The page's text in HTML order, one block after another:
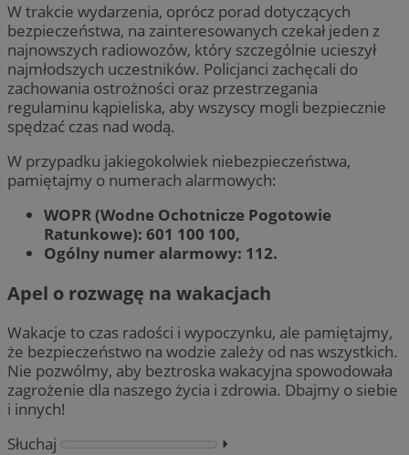
W trakcie wydarzenia, oprócz porad dotyczących
bezpieczeństwa, na zainteresowanych czekał jeden z
najnowszych radiowozów, który szczególnie ucieszył
najmłodszych uczestników. Policjanci zachęcali do
zachowania ostrożności oraz przestrzegania
regulaminu kąpieliska, aby wszyscy mogli bezpiecznie
spędzać czas nad wodą.
W przypadku jakiegokolwiek niebezpieczeństwa,
pamiętajmy o numerach alarmowych:
WOPR (Wodne Ochotnicze Pogotowie
Ratunkowe): 601 100 100,
Ogólny numer alarmowy: 112.
Apel o rozwagę na wakacjach
Wakacje to czas radości i wypoczynku, ale pamiętajmy,
że bezpieczeństwo na wodzie zależy od nas wszystkich.
Nie pozwólmy, aby beztroska wakacyjna spowodowała
zagrożenie dla naszego życia i zdrowia. Dbajmy o siebie
i innych!
Słuchaj
⏵︎